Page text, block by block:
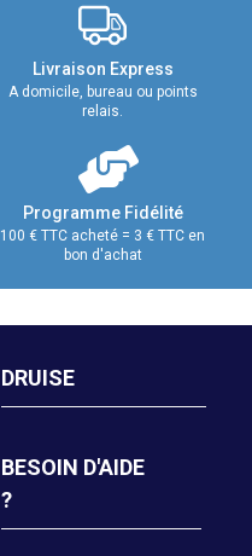
Livraison Express
A domicile, bureau ou points
relais.
Programme Fidélité
100 € TTC acheté = 3 € TTC en
bon d'achat
DRUISE
BESOIN D'AIDE
?